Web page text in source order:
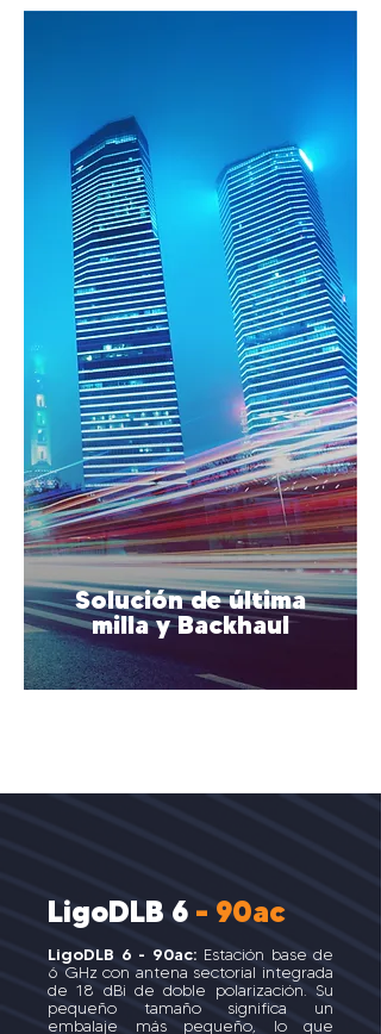
Solución de última
milla y Backhaul
LigoDLB 6 - 90ac
LigoDLB 6 - 90ac: Estación base de
6 GHz con antena sectorial integrada
de 18 dBi de doble polarización. Su
pequeño tamaño significa un
embalaje más pequeño, lo que